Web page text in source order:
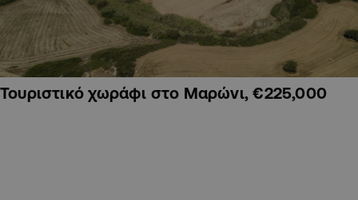
Τουριστικό χωράφι στο Μαρώνι, €225,000